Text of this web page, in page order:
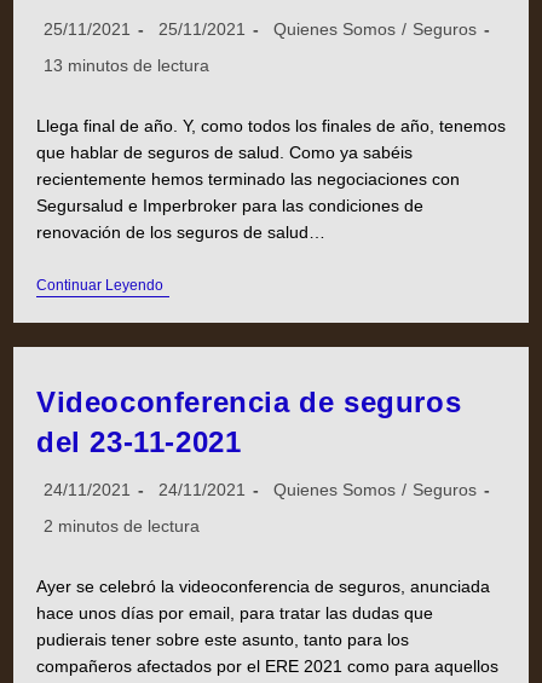
25/11/2021 25/11/2021 Quienes Somos / Seguros
13 minutos de lectura
Llega final de año. Y, como todos los finales de año, tenemos
que hablar de seguros de salud. Como ya sabéis
recientemente hemos terminado las negociaciones con
Segursalud e Imperbroker para las condiciones de
renovación de los seguros de salud…
Continuar Leyendo
Videoconferencia de seguros
del 23-11-2021
24/11/2021 24/11/2021 Quienes Somos / Seguros
2 minutos de lectura
Ayer se celebró la videoconferencia de seguros, anunciada
hace unos días por email, para tratar las dudas que
pudierais tener sobre este asunto, tanto para los
compañeros afectados por el ERE 2021 como para aquellos